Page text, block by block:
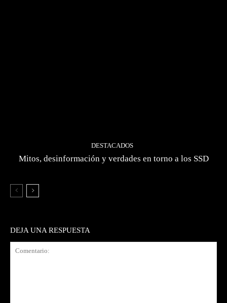
DESTACADOS
Mitos, desinformación y verdades en torno a los SSD
DEJA UNA RESPUESTA